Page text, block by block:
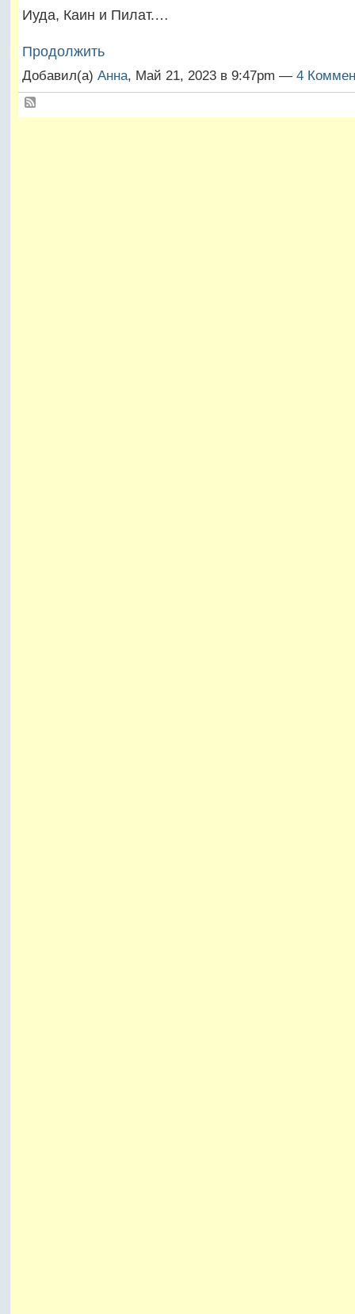
Иуда, Каин и Пилат.…
Продолжить
Добавил(а) Анна, Май 21, 2023 в 9:47pm — 4